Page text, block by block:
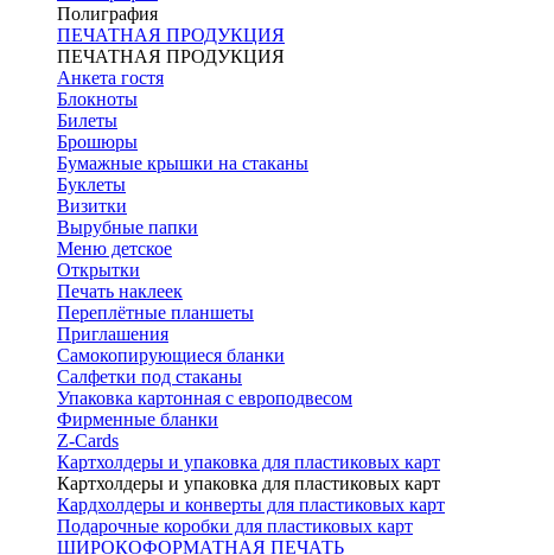
Полиграфия
ПЕЧАТНАЯ ПРОДУКЦИЯ
ПЕЧАТНАЯ ПРОДУКЦИЯ
Анкета гостя
Блокноты
Билеты
Брошюры
Бумажные крышки на стаканы
Буклеты
Визитки
Вырубные папки
Меню детское
Открытки
Печать наклеек
Переплётные планшеты
Приглашения
Самокопирующиеся бланки
Салфетки под стаканы
Упаковка картонная с европодвесом
Фирменные бланки
Z-Cards
Картхолдеры и упаковка для пластиковых карт
Картхолдеры и упаковка для пластиковых карт
Кардхолдеры и конверты для пластиковых карт
Подарочные коробки для пластиковых карт
ШИРОКОФОРМАТНАЯ ПЕЧАТЬ